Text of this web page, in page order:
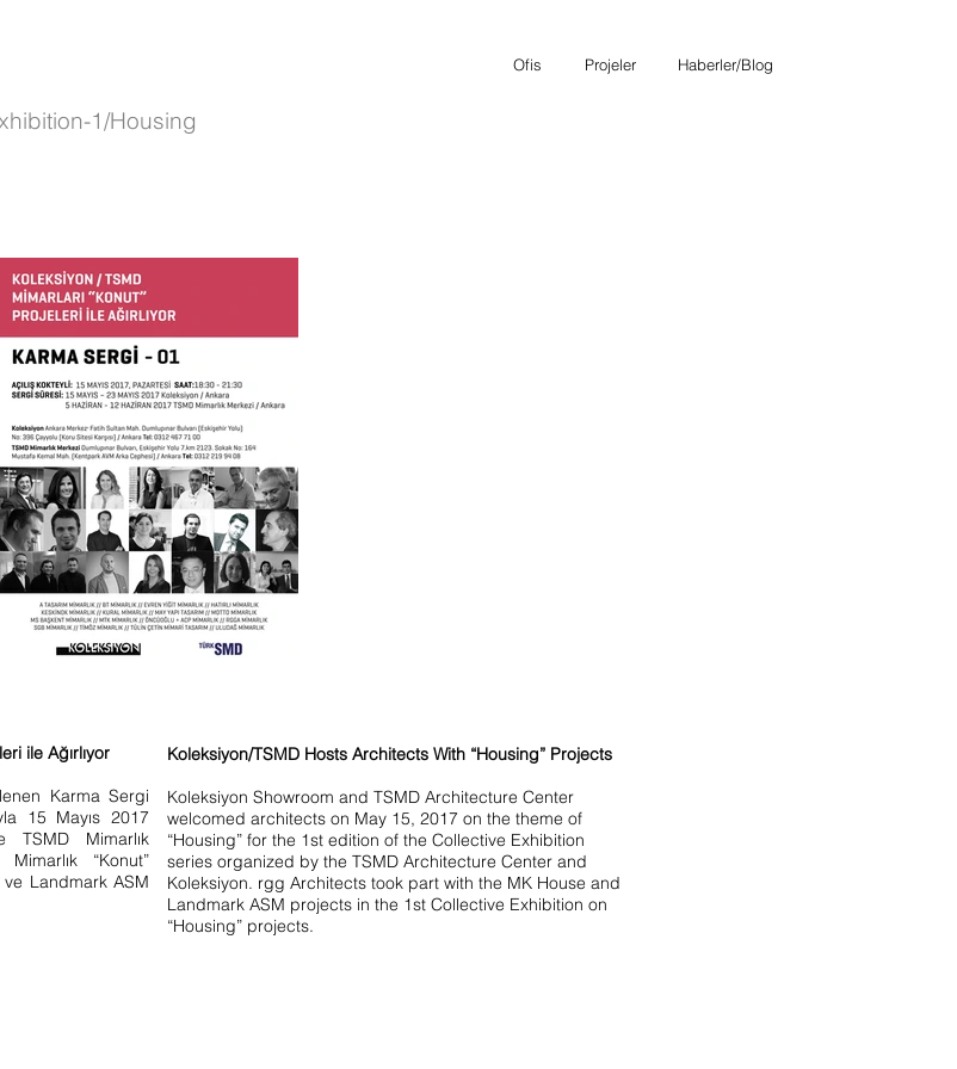
Ofis Projeler Haberler/Blog
1/Housing
ile Ağırlıyor
Karma Sergi
15 Mayıs 2017
TSMD Mimarlık
“Konut”
Landmark ASM
Koleksiyon/TSMD Hosts Architects With “Housing” Projects
Koleksiyon Showroom and TSMD Architecture Center
welcomed architects on May 15, 2017 on the theme of
“Housing” for the 1st edition of the Collective Exhibition
series organized by the TSMD Architecture Center and
Koleksiyon. rgg Architects took part with the MK House and
Landmark ASM projects in the 1st Collective Exhibition on
“Housing” projects.